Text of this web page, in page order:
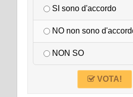
SI sono d'accordo
NO non sono
NON SO
VOTA!